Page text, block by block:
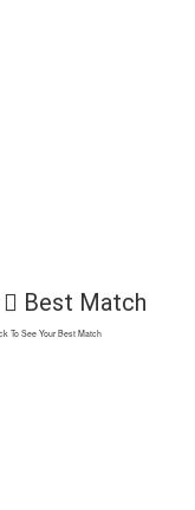
Best Match
To See Your Best Match